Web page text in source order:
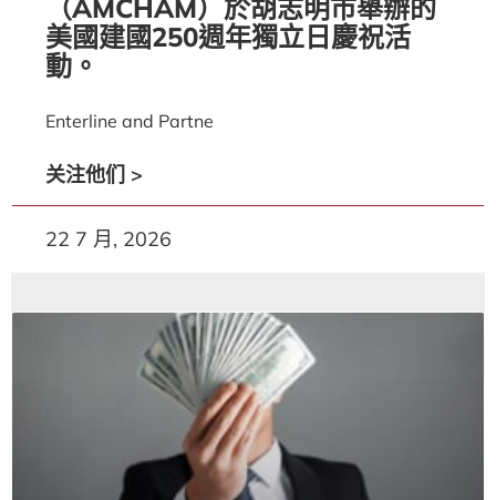
（AMCHAM）於胡志明市舉辦的
美國建國250週年獨立日慶祝活
動。
Enterline and Partne
关注他们 >
22 7 月, 2026